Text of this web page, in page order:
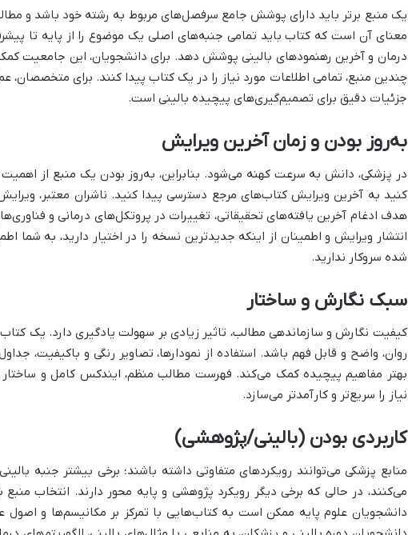
یک منبع برتر باید دارای پوشش جامع سرفصل‌های مربوط به رشته خود باشد و
معنای آن است که کتاب باید تمامی جنبه‌های اصلی یک موضوع را از پایه تا
درمان و آخرین رهنمودهای بالینی پوشش دهد. برای دانشجویان، این جامعیت
چندین منبع، تمامی اطلاعات مورد نیاز را در یک کتاب پیدا کنند. برای
جزئیات دقیق برای تصمیم‌گیری‌های پیچیده بالینی است.
به‌روز بودن و زمان آخرین ویرایش
در پزشکی، دانش به سرعت کهنه می‌شود. بنابراین، به‌روز بودن یک منبع از
کنید به آخرین ویرایش کتاب‌های مرجع دسترسی پیدا کنید. ناشران معتبر،
هدف ادغام آخرین یافته‌های تحقیقاتی، تغییرات در پروتکل‌های درمانی و
انتشار ویرایش و اطمینان از اینکه جدیدترین نسخه را در اختیار دارید، به شما
شده سروکار ندارید.
سبک نگارش و ساختار
کیفیت نگارش و سازماندهی مطالب، تاثیر زیادی بر سهولت یادگیری دارد. یک
روان، واضح و قابل فهم باشد. استفاده از نمودارها، تصاویر رنگی و باکیفیت،
بهتر مفاهیم پیچیده کمک می‌کند. فهرست مطالب منظم، ایندکس کامل و ساختار
نیاز را سریع‌تر و کارآمدتر می‌سازد.
کاربردی بودن (بالینی/پژوهشی)
منابع پزشکی می‌توانند رویکردهای متفاوتی داشته باشند؛ برخی بیشتر جنبه
می‌کنند، در حالی که برخی دیگر رویکرد پژوهشی و پایه محور دارند. انتخاب
دانشجویان علوم پایه ممکن است به کتاب‌هایی با تمرکز بر مکانیسم‌ها و اصول